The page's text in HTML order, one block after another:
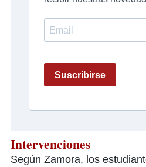
Intervenciones
Según Zamora, los